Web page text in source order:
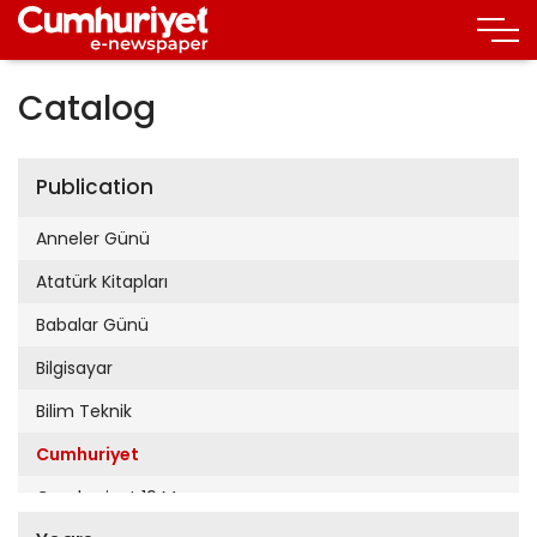
Catalog
Publication
Anneler Günü
Atatürk Kitapları
Babalar Günü
Bilgisayar
Bilim Teknik
Cumhuriyet
Cumhuriyet 19 Mayıs